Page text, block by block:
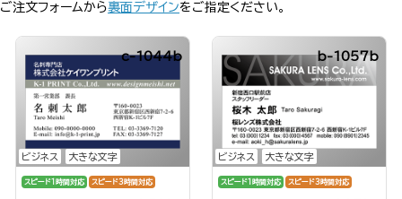
ご注文フォームから裏面デザインをご指定ください。
ビジネス 大きな文字
c-1044b
スピード1時間対応 スピード3時間対応
ビジネス 大きな文字
b-1057b
スピード1時間対応 スピード3時間対応